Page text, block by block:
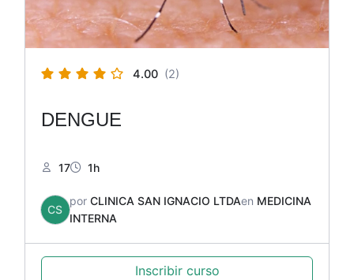
4.00 (2)
DENGUE
17 1h
CS
por CLINICA SAN IGNACIO LTDAen MEDICINA
INTERNA
Inscribir curso